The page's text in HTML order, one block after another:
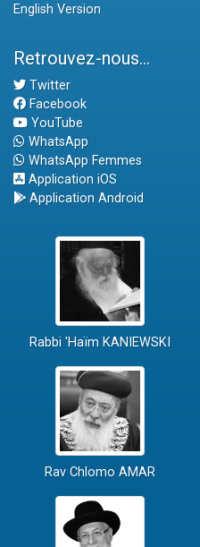
English Version
Retrouvez-nous...
Twitter
Facebook
YouTube
WhatsApp
WhatsApp Femmes
Application iOS
Application Android
Rabbi 'Haïm KANIEWSKI
Rav Chlomo AMAR